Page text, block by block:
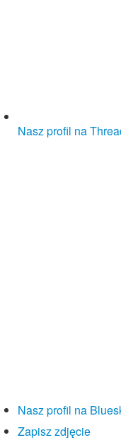
Nasz profil na
Nasz profil na
Zapisz zdjęcie